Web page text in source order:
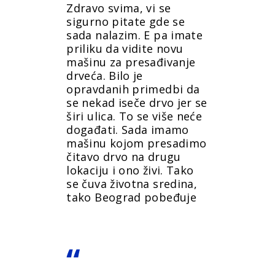
Zdravo svima, vi se
sigurno pitate gde se
sada nalazim. E pa imate
priliku da vidite novu
mašinu za presađivanje
drveća. Bilo je
opravdanih primedbi da
se nekad iseče drvo jer se
širi ulica. To se više neće
događati. Sada imamo
mašinu kojom presadimo
čitavo drvo na drugu
lokaciju i ono živi. Tako
se čuva životna sredina,
tako Beograd pobeđuje